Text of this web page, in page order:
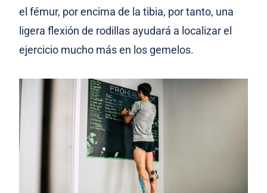
el fémur, por encima de la tibia, por tanto, una
ligera flexión de rodillas ayudará a localizar el
ejercicio mucho más en los gemelos.